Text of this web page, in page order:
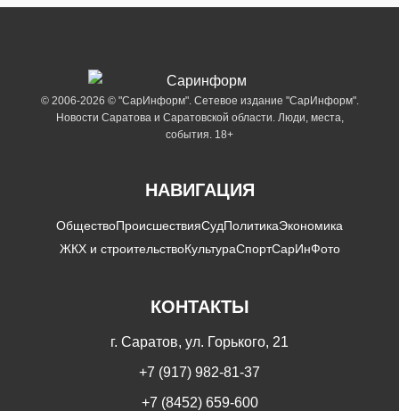
© 2006-2026 © "СарИнформ". Сетевое издание "СарИнформ".
Новости Саратова и Саратовской области. Люди, места,
события. 18+
НАВИГАЦИЯ
ОбществоПроисшествияСудПолитикаЭкономика
ЖКХ и строительствоКультураСпортСарИнФото
КОНТАКТЫ
г. Саратов, ул. Горького, 21
+7 (917) 982-81-37
+7 (8452) 659-600